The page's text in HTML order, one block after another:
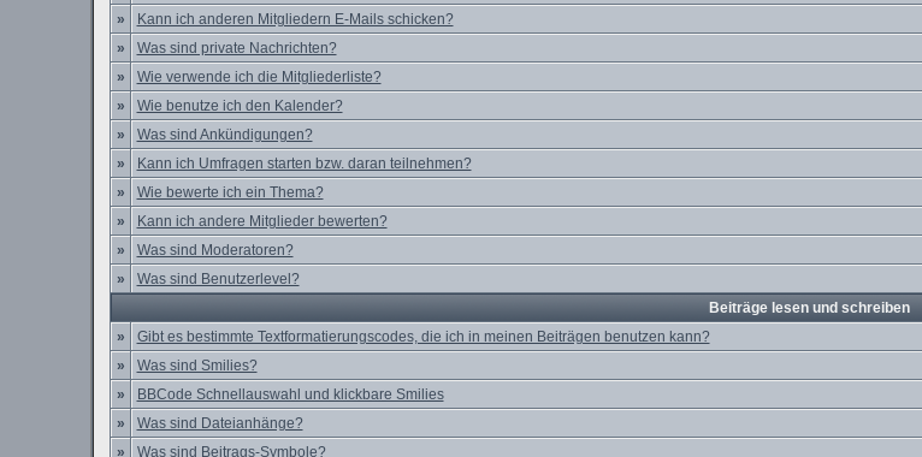
»
Kann ich anderen Mitgliedern E-Mails schicken?
»
Was sind private Nachrichten?
»
Wie verwende ich die Mitgliederliste?
»
Wie benutze ich den Kalender?
»
Was sind Ankündigungen?
»
Kann ich Umfragen starten bzw. daran teilnehmen?
»
Wie bewerte ich ein Thema?
»
Kann ich andere Mitglieder bewerten?
»
Was sind Moderatoren?
»
Was sind Benutzerlevel?
Beiträge lesen und schreiben
»
Gibt es bestimmte Textformatierungscodes, die ich in meinen Beiträgen benutzen kann?
»
Was sind Smilies?
»
BBCode Schnellauswahl und klickbare Smilies
»
Was sind Dateianhänge?
»
Was sind Beitrags-Symbole?